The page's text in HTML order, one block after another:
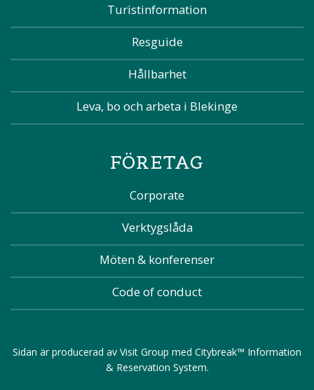
Turistinformation
Resguide
Hållbarhet
Leva, bo och arbeta i Blekinge
FÖRETAG
Corporate
Verktygslåda
Möten & konferenser
Code of conduct
Sidan är producerad av Visit Group med Citybreak™ Information
& Reservation System.